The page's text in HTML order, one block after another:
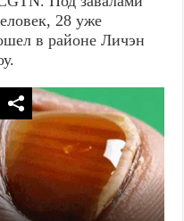
28 уже
в районе Личэн